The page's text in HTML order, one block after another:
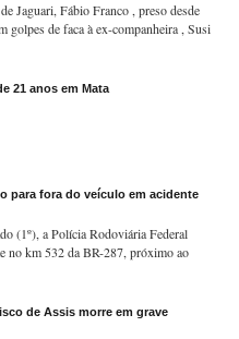
Jaguari, Fábio Franco , preso desde
golpes de faca à ex-companheira , Susi
21 anos em Mata
para fora do veículo em acidente
(1º), a Polícia Rodoviária Federal
no km 532 da BR-287, próximo ao
de Assis morre em grave